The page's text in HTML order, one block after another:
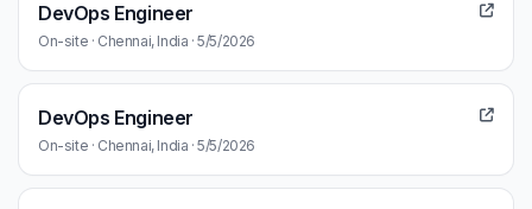
DevOps Engineer
On-site · Chennai, India · 5/5/2026
DevOps Engineer
On-site · Chennai, India · 5/5/2026